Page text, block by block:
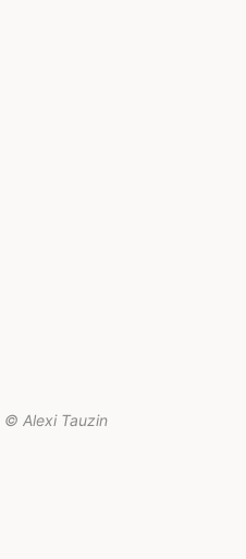
© Alexi Tauzin